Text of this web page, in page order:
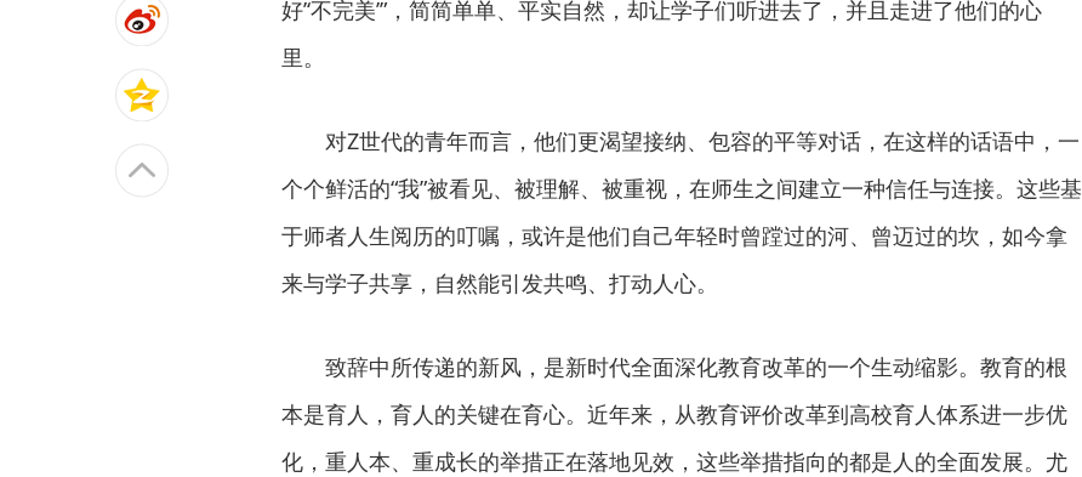
好’‘不完美’”，简简单单、平实自然，却让学子们听进去了，并且走进了他们的心
里。
对Z世代的青年而言，他们更渴望接纳、包容的平等对话，在这样的话语中，一
个个鲜活的“我”被看见、被理解、被重视，在师生之间建立一种信任与连接。这些基
于师者人生阅历的叮嘱，或许是他们自己年轻时曾蹚过的河、曾迈过的坎，如今拿
来与学子共享，自然能引发共鸣、打动人心。
致辞中所传递的新风，是新时代全面深化教育改革的一个生动缩影。教育的根
本是育人，育人的关键在育心。近年来，从教育评价改革到高校育人体系进一步优
化，重人本、重成长的举措正在落地见效，这些举措指向的都是人的全面发展。尤